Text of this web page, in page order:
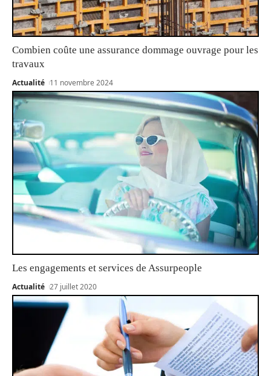
Combien coûte une assurance dommage ouvrage pour les
travaux
Actualité 11 novembre 2024
Les engagements et services de Assurpeople
Actualité 27 juillet 2020